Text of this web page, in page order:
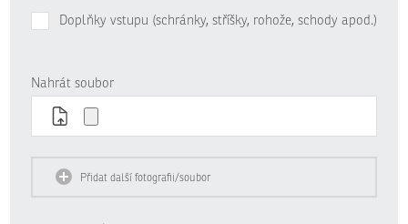
Doplňky vstupu (schránky, stříšky, rohože, schody apod.)
Nahrát soubor
Přidat další fotografii/soubor